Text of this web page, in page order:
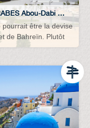
MOYEN ORIENT DUBAÏ EMIRATS ARABES Abou-Dabi Bahreïn Oman…
être la devise
de Bahreïn. Plutôt